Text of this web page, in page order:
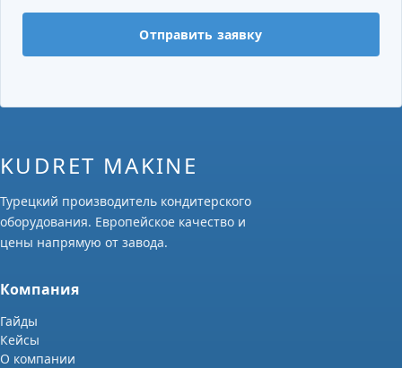
Отправить заявку
KUDRET MAKINE
Турецкий производитель кондитерского
оборудования. Европейское качество и
цены напрямую от завода.
Компания
Гайды
Кейсы
О компании